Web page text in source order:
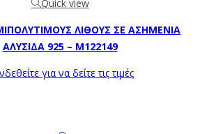
Quick view
ΛΊΘΟΥΣ ΣΕ ΑΣΗΜΈΝΙΑ
ΑΛΥΣΊΔΑ 925 – M122149
για να δείτε τις τιμές